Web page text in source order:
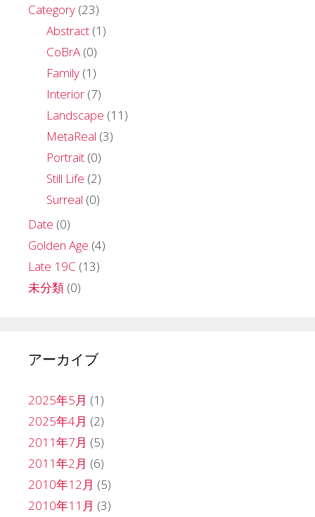
Category (23)
Abstract(1)
CoBrA(0)
Family(1)
Interior(7)
Landscape (11)
MetaReal (3)
Portrait(0)
Still Life (2)
Surreal (0)
Date (0)
Golden Age (4)
Late 19C (13)
未分類 (0)
アーカイブ
2025年5月 (1)
2025年4月 (2)
2011年7月 (5)
2011年2月 (6)
2010年12月 (5)
2010年11月 (3)